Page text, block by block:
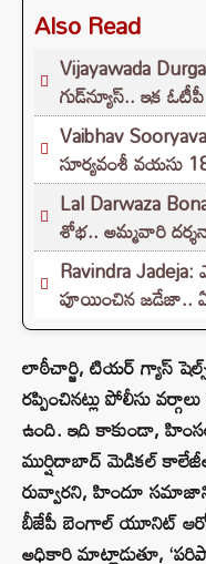
Also Read
Vijayawada Durga
గుడ్‌న్యూస్.. ఇక
Vaibhav
సూర్యవంశీ వయసు
Lal Darwaza
శోభ.. అమ్మవారి
Ravindra Jadeja:
పూయించిన జడేజా..
లాఠీచార్జి, టియర్ గ్యాస్
రప్పించినట్లు పోలీసు
ఉంది. ఇది కాకుండా,
ముర్షిదాబాద్ మెడికల్
రువ్వారని, హిందూ
బీజేపీ బెంగాల్ యూనిట్
అధికారి మాట్లాడుతూ,